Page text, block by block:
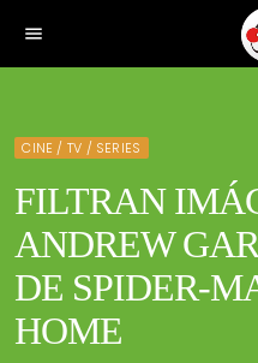
menu
CINE / TV / SERIES
FILTRAN
ANDREW
DE SPIDER-
HOME